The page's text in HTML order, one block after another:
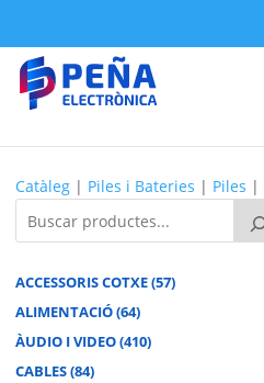
Catàleg | Piles i Bateries | Piles |
ACCESSORIS COTXE (57)
ALIMENTACIÓ (64)
ÀUDIO I VIDEO (410)
CABLES (84)